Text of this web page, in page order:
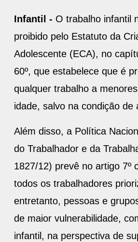
Infantil - O trabalho infantil
proibido pelo Estatuto da
Adolescente (ECA), no
60º, que estabelece que é
qualquer trabalho a
idade, salvo na condição de
Além disso, a Política
do Trabalhador e da
1827/12) prevê no artigo 7º
todos os trabalhadores
entretanto, pessoas e
de maior vulnerabilidade,
infantil, na perspectiva de